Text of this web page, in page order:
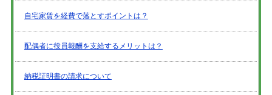
自宅家賃を経費で落とすポイントは？
配偶者に役員報酬を支給するメリットは？
納税証明書の請求について